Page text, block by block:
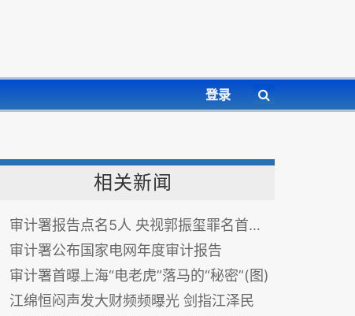
登录
相关新闻
审计署报告点名5人 央视郭振玺罪名首曝光
审计署公布国家电网年度审计报告
审计署首曝上海“电老虎”落马的“秘密”(图)
江绵恒闷声发大财频频曝光 剑指江泽民